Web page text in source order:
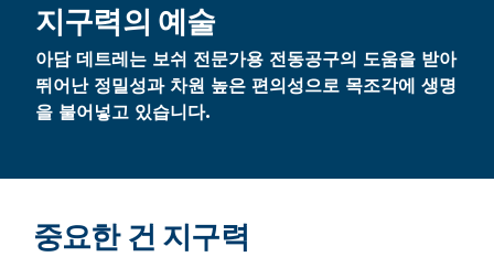
지구력의 예술
아담 데트레는 보쉬 전문가용 전동공구의 도움을 받아
뛰어난 정밀성과 차원 높은 편의성으로 목조각에 생명
을 불어넣고 있습니다.
중요한 건 지구력